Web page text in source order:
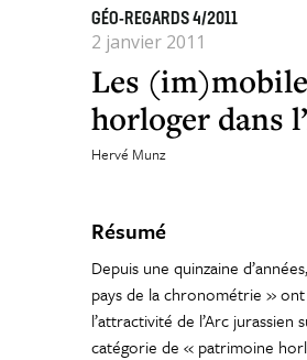
GÉO-REGARDS 4/2011
2 janvier 2011
Les
horloger dans
Hervé Munz
Résumé
Depuis une quinzaine
pays de la chronométrie »
l’attractivité de l’Arc
catégorie de « patrimoine